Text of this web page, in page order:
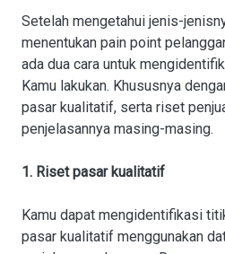
Setelah mengetahui jenis-
menentukan pain point
ada dua cara untuk
Kamu lakukan. Khususnya
pasar kualitatif, serta riset
penjelasannya masing-masing.
1. Riset pasar kualitatif
Kamu dapat mengidentifikasi
pasar kualitatif menggunakan